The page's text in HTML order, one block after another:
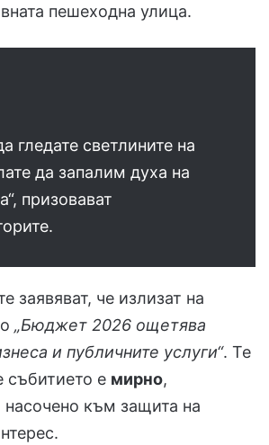
пешеходна улица.
гледате светлините на
да запалим духа на
призовават
заявяват, че излизат на
„Бюджет 2026 ощетява
и публичните услуги“. Те
събитието е мирно,
насочено към защита на